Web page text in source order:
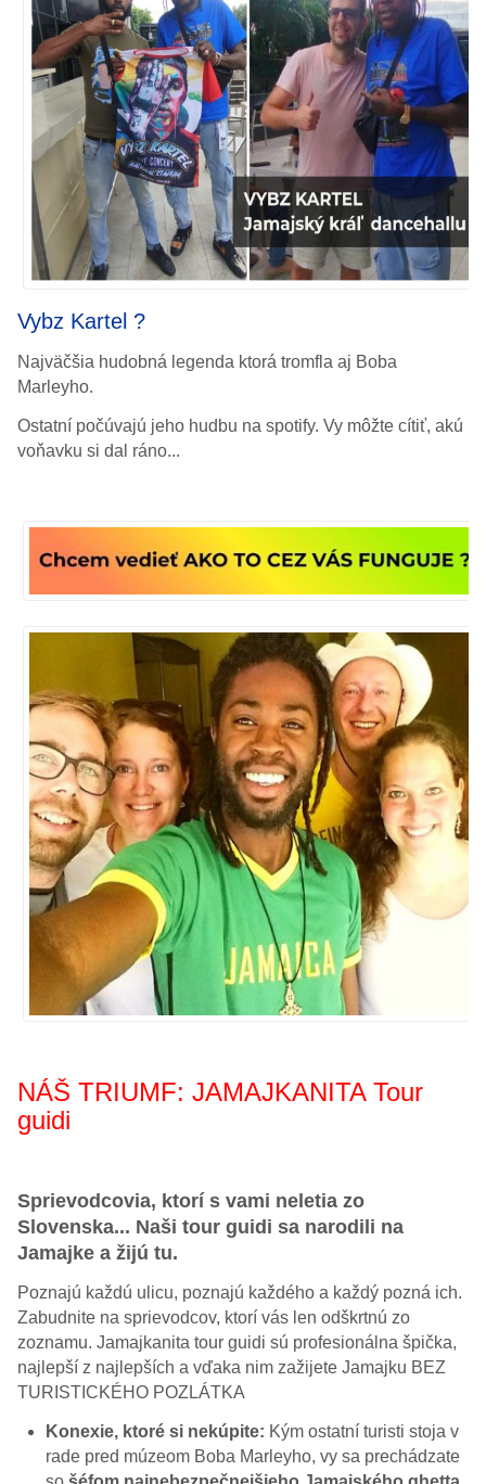
Vybz Kartel ?
Najväčšia hudobná legenda ktorá tromfla aj Boba
Marleyho.
Ostatní počúvajú jeho hudbu na spotify.Vy môžte cítiť, akú
voňavku si dal ráno...
NÁŠ TRIUMF: JAMAJKANITA Tour
guidi
Sprievodcovia, ktorí s vami neletia zo
Slovenska... Naši tour guidi sa narodili na
Jamajke a žijú tu.
Poznajú každú ulicu, poznajú každého a každý pozná ich.
Zabudnite na sprievodcov, ktorí vás len odškrtnú zo
zoznamu. Jamajkanita tour guidi sú profesionálna špička,
najlepší z najlepších a vďaka nim zažijete Jamajku BEZ
TURISTICKÉHO POZLÁTKA
Konexie, ktoré si nekúpite: Kým ostatní turisti stoja v
rade pred múzeom Boba Marleyho, vy sa prechádzate